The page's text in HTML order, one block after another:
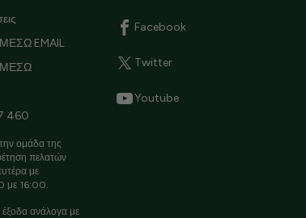
EMAIL
ΜΕΣΩ
460
ομάδα της
πελατών
με
με 16:00.
ανάλογα με
Facebook
Twitter
Youtube